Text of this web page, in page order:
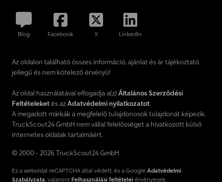
Blog Facebook X LinkedIn
Az oldalon található összes információ, ajánlat és ár tájékoztató
jellegű és nem kötelező érvényű!
Az oldal használatával elfogadja a(z) Általános Szerződési
Feltételeketés azAdatvédelmi nyilatkozatot.
A megadott márkák a megfelelő tulajdonosok tulajdonát képezik.
TruckScout24 GmbH nem vállal felelősséget a hivatkozott külső
internetes oldalak tartalmáért.
© 2000 - 2026 TruckScout24 GmbH
Ez a weboldal reCAPTCHA által védett, és a Google Adatvédelmi
Szabályzata, valamint Felhasználási feltételei érvényesek.